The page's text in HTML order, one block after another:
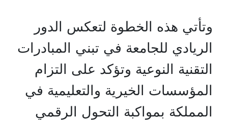
وتأتي هذه الخطوة لتعكس الدور
الريادي للجامعة في تبني المبادرات
التقنية النوعية وتؤكد على التزام
المؤسسات الخيرية والتعليمية في
المملكة بمواكبة التحول الرقمي